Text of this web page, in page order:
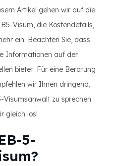
Artikel gehen wir auf die
Visum, die Kostendetails,
ein. Beachten Sie, dass
Informationen auf der
bietet. Für eine Beratung
wir Ihnen dringend,
zu sprechen.
gleich los!
5-